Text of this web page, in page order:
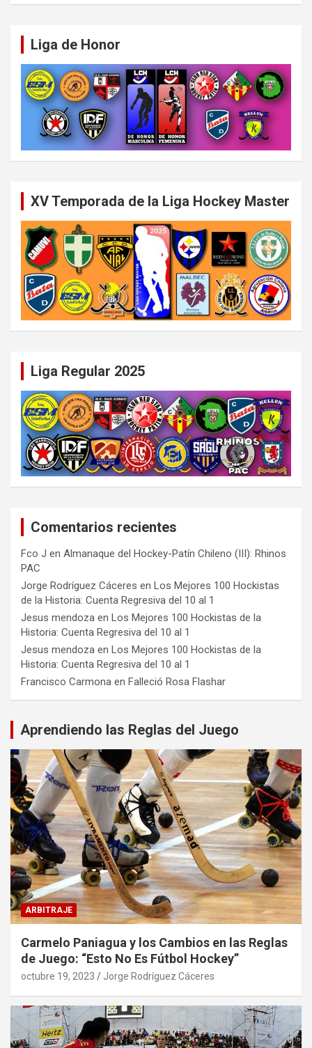
Liga de Honor
XV Temporada de la Liga Hockey Master
Liga Regular 2025
Comentarios recientes
Fco J en Almanaque del Hockey-Patín Chileno (III): Rhinos
PAC
Jorge Rodríguez Cáceres en Los Mejores 100 Hockistas
de la Historia: Cuenta Regresiva del 10 al 1
Jesus mendoza en Los Mejores 100 Hockistas de la
Historia: Cuenta Regresiva del 10 al 1
Jesus mendoza en Los Mejores 100 Hockistas de la
Historia: Cuenta Regresiva del 10 al 1
Francisco Carmona en Falleció Rosa Flashar
Aprendiendo las Reglas del Juego
ARBITRAJE
Carmelo Paniagua y los Cambios en las Reglas
de Juego: “Esto No Es Fútbol Hockey”
octubre 19, 2023 Jorge Rodríguez Cáceres